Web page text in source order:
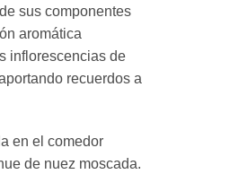
sus componentes
aromática
inflorescencias de
recuerdos a
en el comedor
de nuez moscada.